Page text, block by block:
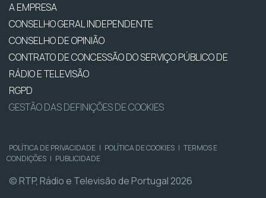
A EMPRESA
CONSELHO GERAL INDEPENDENTE
CONSELHO DE OPINIÃO
CONTRATO DE CONCESSÃO DO SERVIÇO PÚBLICO DE
RÁDIO E TELEVISÃO
RGPD
GESTÃO DAS DEFINIÇÕES DE COOKIES
POLÍTICA DE PRIVACIDADE | POLÍTICA DE COOKIES | TERMOS E
CONDIÇÕES | PUBLICIDADE
© RTP, Rádio e Televisão de Portugal 2026